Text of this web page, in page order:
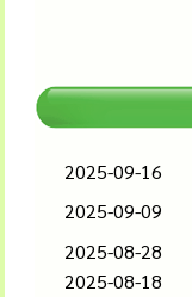
2025-09-16
2025-09-09
2025-08-28
2025-08-18